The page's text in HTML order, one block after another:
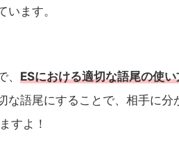
います。
ESにおける適切な語尾の使
な語尾にすることで、相手に分
すよ！